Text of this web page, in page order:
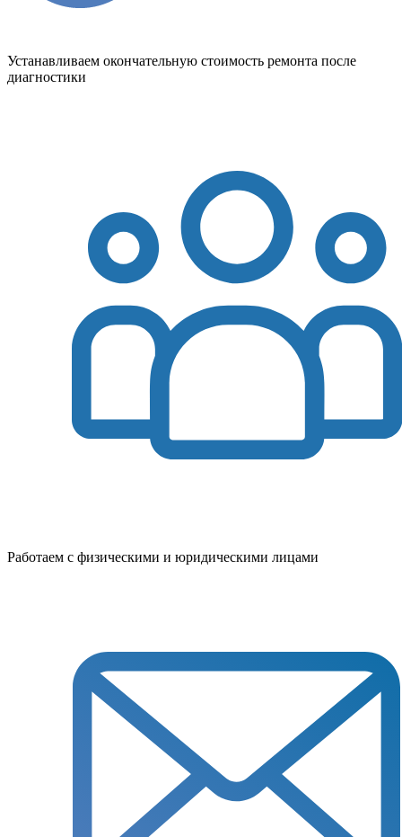
Устанавливаем окончательную стоимость ремонта после
диагностики
Работаем с физическими и юридическими лицами